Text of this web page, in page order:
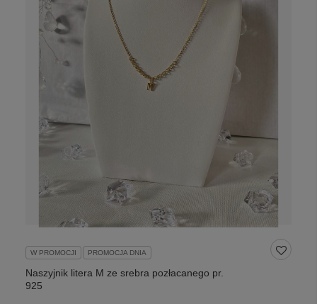
W PROMOCJI PROMOCJA DNIA
Naszyjnik litera M ze srebra pozłacanego pr.
925